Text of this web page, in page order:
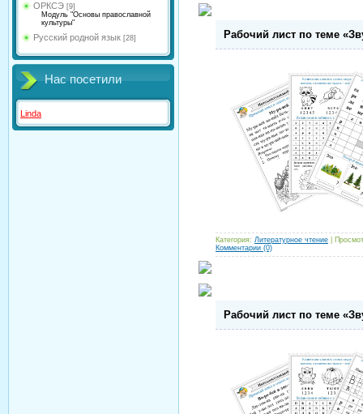
ОРКСЭ [9]
Модуль "Основы православной
культуры"
Русский родной язык [28]
Нас посетили
Linda
Рабочий лист по теме
Категория: Литературное чтение |
Комментарии (0)
Рабочий лист по теме